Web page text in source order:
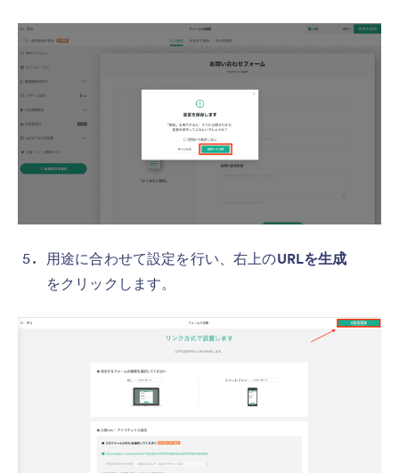
用途に合わせて設定を行い、右上のURLを生成
をクリックします。